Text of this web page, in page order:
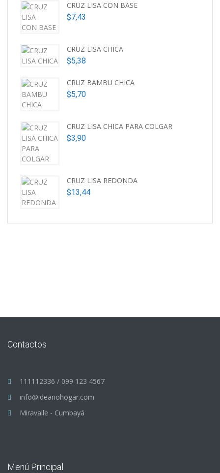
CRUZ LISA CON BASE
$7,43
CRUZ LISA CHICA
$5,38
CRUZ BAMBU CHICA
$5,70
CRUZ LISA CHICA PARA COLGAR
$3,90
CRUZ LISA REDONDA
$13,44
Contactos
111112336 / 099 123 4567
info@ideariohogar.com
Miravalle - Cumbayá
Menú Principal